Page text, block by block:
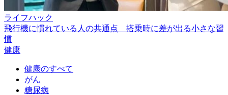
ライフハック
飛行機に慣れている人の共通点 搭乗時に差が出る小さな習
慣
健康
健康のすべて
がん
糖尿病